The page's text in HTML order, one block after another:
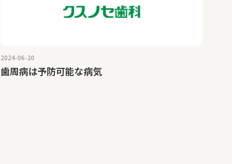
2024-06-20
歯周病は予防可能な病気